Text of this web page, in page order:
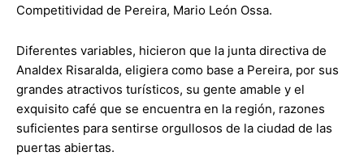
Competitividad de Pereira, Mario León Ossa.
Diferentes variables, hicieron que la junta directiva de
Analdex Risaralda, eligiera como base a Pereira, por sus
grandes atractivos turísticos, su gente amable y el
exquisito café que se encuentra en la región, razones
suficientes para sentirse orgullosos de la ciudad de las
puertas abiertas.